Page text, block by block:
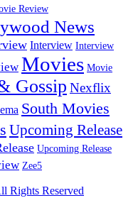
Review
News
Interview Interview
Movies Movie
Gossip Nexflix
South Movies
Upcoming Release
Upcoming Release
Zee5
Rights Reserved